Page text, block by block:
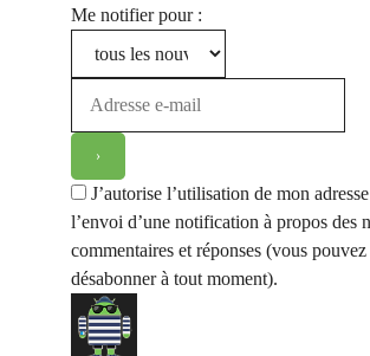
Me notifier pour :
J’autorise l’utilisation de mon
l’envoi d’une notification à propos des
commentaires et réponses (vous
désabonner à tout moment).